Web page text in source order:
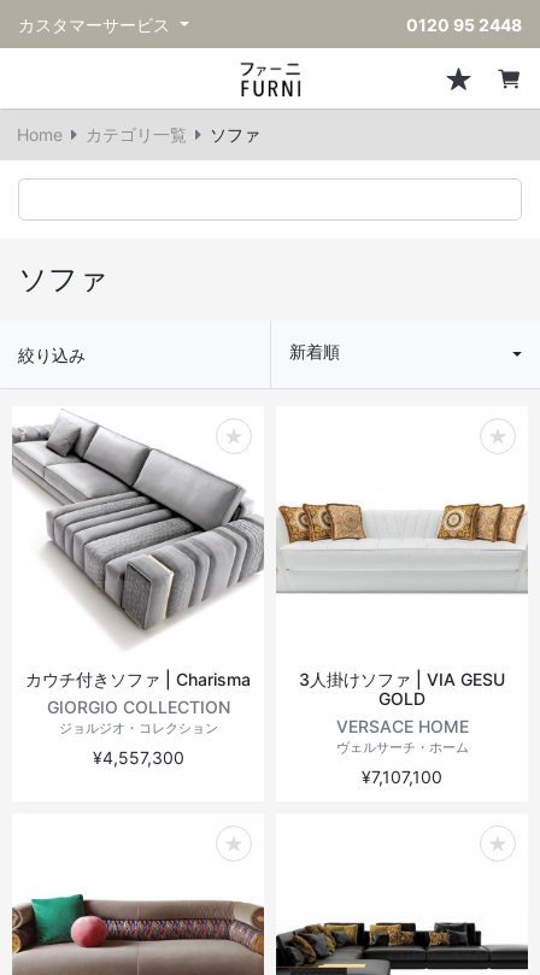
カスタマーサービス 0120 95 2448
Home カテゴリ一覧 ソファ
ソファ
絞り込み 新着順
カウチ付きソファ | Charisma
GIORGIO COLLECTION
ジョルジオ・コレクション
¥4,557,300
3人掛けソファ | VIA GESU
GOLD
VERSACE HOME
ヴェルサーチ・ホーム
¥7,107,100
ソファ
すべてのソファ
コーナーソファ
ヴィンテージソファ
アウトドアソファ
チェア
すべてのチェア
ラウンジチェア
パーソナルチェア
アームチェア
ヴィンテージチェア
スツール・ベンチ
すべてのスツール・ベンチ
ベンチ
アウトドアベンチ
テーブル
すべてのテーブル
センターテーブル
サイドテーブル
コンソールテーブル
デスク
ヴィンテージテーブル
ラウンドテーブル
アウトドアテーブル
収納
すべての収納
本棚
ハンガーラック
収納家具
ライト・照明
すべてのライト・照明
デスクライト
ライトアクセサリー
ヴィンテージライト
ウォールライト
アウトドアライト
アクセサリー
すべてのアクセサリー
オブジェ
ベース/ボウル
クッション
テーブルウェア
ステーショナリー
アート
フレグランス
すべてのフレグランス